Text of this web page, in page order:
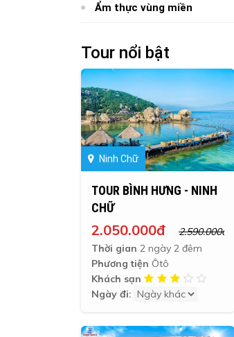
Ẩm thực vùng miền
Tour nổi bật
Ninh Chữ
TOUR BÌNH HƯNG - NINH
CHỮ
2.050.000đ
2.590.000đ
Thời gian 2 ngày 2 đêm
Phương tiện Ôtô
Khách sạn
Ngày đi: